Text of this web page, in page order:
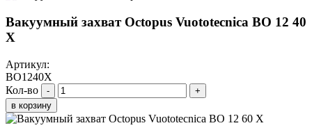
Вакуумный захват Octopus Vuototecnica BO 12 40
X
Артикул:
BO1240X
Кол-во
-
+
в корзину